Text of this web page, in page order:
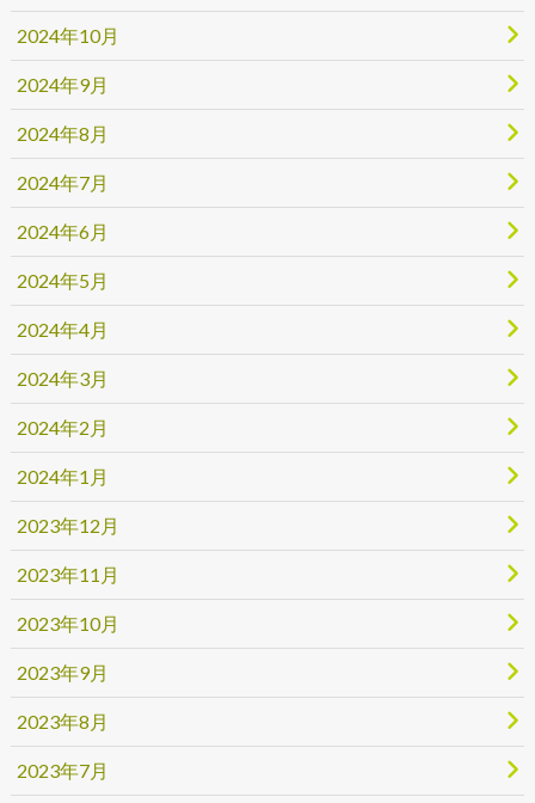
2024年10月
2024年9月
2024年8月
2024年7月
2024年6月
2024年5月
2024年4月
2024年3月
2024年2月
2024年1月
2023年12月
2023年11月
2023年10月
2023年9月
2023年8月
2023年7月